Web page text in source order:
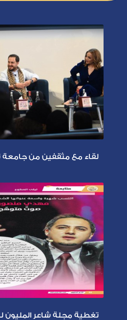
لقاء مع مثقفين من جامعة
تغطية مجلة شاعر المليون